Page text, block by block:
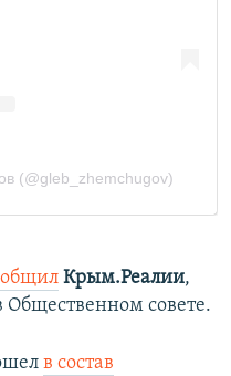
Крым.Реалии,
Общественном совете.
в состав